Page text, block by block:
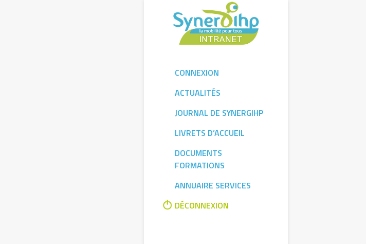
CONNEXION
ACTUALITÉS
JOURNAL DE SYNERGIHP
LIVRETS D’ACCUEIL
DOCUMENTS
FORMATIONS
ANNUAIRE SERVICES
DÉCONNEXION